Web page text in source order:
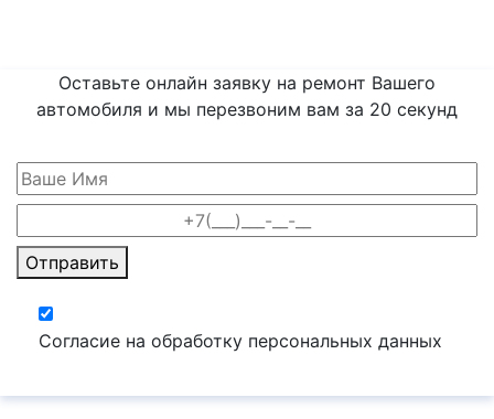
Оставьте онлайн заявку на ремонт Вашего
автомобиля и мы перезвоним вам за 20 секунд
Отправить
Согласие на обработку персональных данных